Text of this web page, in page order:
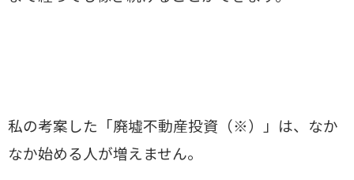
私の考案した「廃墟不動産投資（※）」は、なか
なか始める人が増えません。